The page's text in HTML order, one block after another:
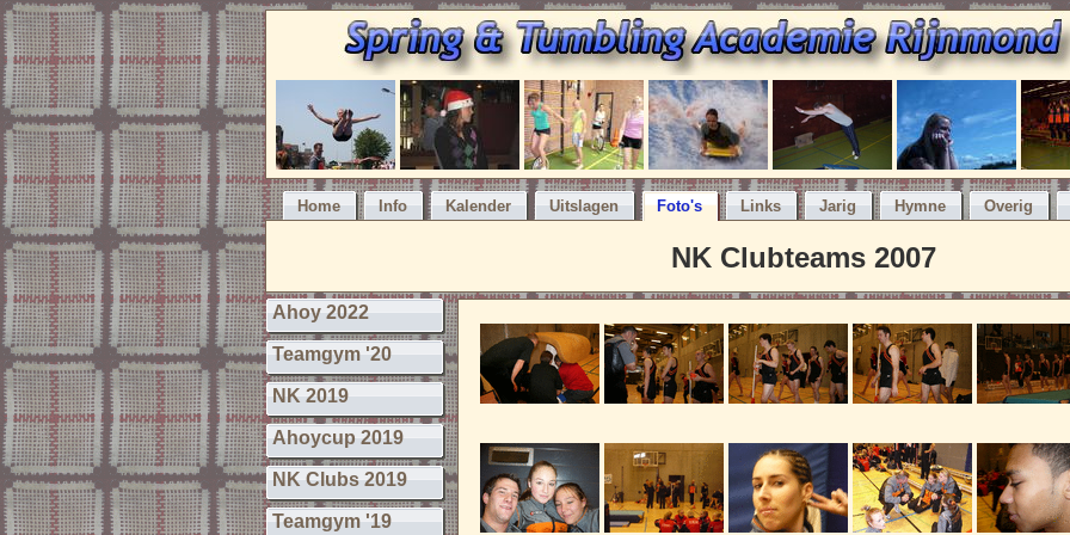
Home Info Kalender Uitslagen Foto's Links Jarig Hymne Overig
NK Clubteams 2007
Ahoy 2022
Teamgym '20
NK 2019
Ahoycup 2019
NK Clubs 2019
Teamgym '19